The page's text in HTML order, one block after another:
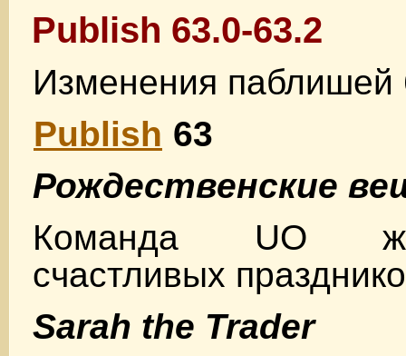
Publish 63.0-63.2
Изменения паблишей
Publish 63
Рождественские
Команда UO
счастливых
Sarah the Trader